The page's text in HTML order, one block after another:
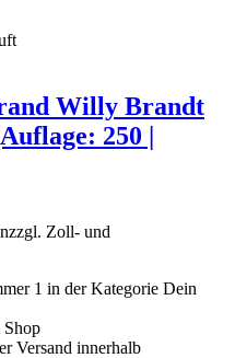
Willy Brandt
250 |
zzgl. Zoll- und
1 in der Kategorie Dein
Shop
Versand innerhalb